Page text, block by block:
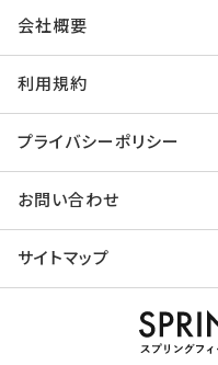
会社概要
利用規約
プライバシーポリシー
お問い合わせ
サイトマップ